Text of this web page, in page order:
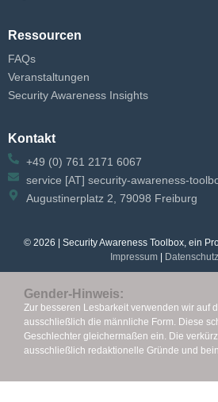
Ressourcen
FAQs
Veranstaltungen
Security Awareness Insights
Kontakt
+49 (0) 761 2171 6067
service [AT] security-awareness-
Augustinerplatz 2, 79098 Freiburg
© 2026 | Security Awareness Toolbox, ein
Impressum | Datenschutz
Gender-Hinweis:
Zur besseren Lesbarkeit verwenden wir auf
ausschließlich die männliche Form. Diese
Geschlechter gleichermaßen ein. Die
ausschließlich redaktionelle Gründe und